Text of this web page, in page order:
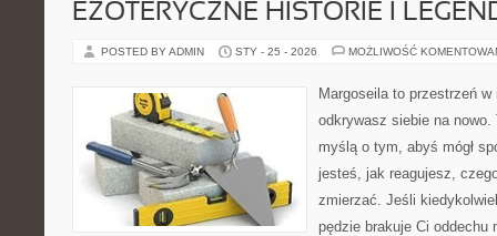
EZOTERYCZNE HISTORIE I
POSTED BY ADMIN STY - 25 - 2026 MOŻLIWOŚĆ
Margoseila to przestrzeń
odkrywasz siebie na nowo.
myślą o tym, abyś mógł
jesteś, jak reagujesz,
zmierzać. Jeśli
pędzie brakuje Ci oddechu